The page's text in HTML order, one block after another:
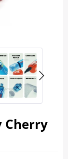
Cherry